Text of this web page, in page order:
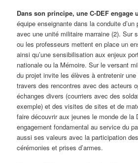
Dans son principe, une C-DEF engage
équipe enseignante dans la conduite d’un
avec une unité militaire marraine (2). Sur
ou les professeurs mettent en place un
ainsi qu’une sensibilisation aux enjeux
nationale ou la Mémoire. Sur le versant
du projet invite les élèves à entretenir une
travers des rencontres avec des acteurs
échanges divers (courriers avec des
exemple) et des visites de sites et de
faire découvrir aux jeunes le monde de la
engagement fondamental au service du
aussi ses valeurs avec la participation
cérémonies et prises d’armes.